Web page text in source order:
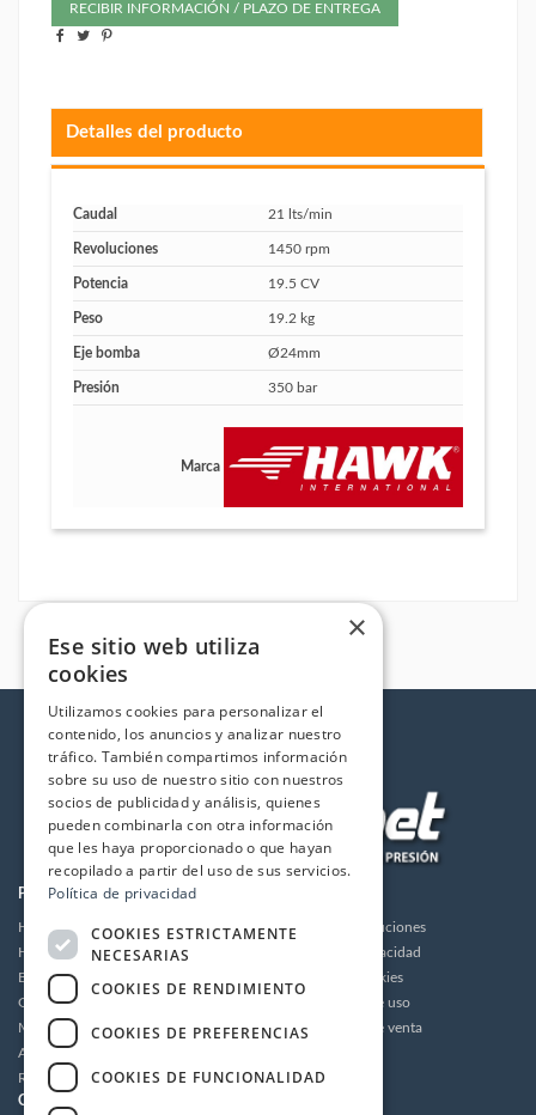
RECIBIR INFORMACIÓN / PLAZO DE ENTREGA
Detalles del producto
Caudal 21 lts/min
Revoluciones 1450 rpm
Potencia 19.5 CV
Peso 19.2 kg
Eje bomba Ø24mm
Presión 350 bar
Marca
PRODUCTOS
Hidrolimpiadoras
Humidificación
Bombas de alta presión
Grupos motor bomba alta presión
Motores
Accesorios
Recambios / Repuestos
Envios y devoluciones
Política de privacidad
Política de cookies
Condiciones de uso
Condiciones de venta
CUENTA
×
Ese sitio web utiliza
cookies
Utilizamos cookies para personalizar el
contenido, los anuncios y analizar nuestro
tráfico. También compartimos información
sobre su uso de nuestro sitio con nuestros
socios de publicidad y análisis, quienes
pueden combinarla con otra información
que les haya proporcionado o que hayan
recopilado a partir del uso de sus servicios.
Política de privacidad
COOKIES ESTRICTAMENTE
NECESARIAS
COOKIES DE RENDIMIENTO
COOKIES DE PREFERENCIAS
COOKIES DE FUNCIONALIDAD